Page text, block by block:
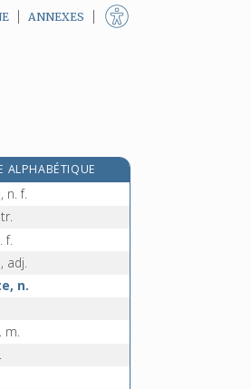
ANNEXES
ALPHABÉTIQUE
-trice, adj.
n. f.
f.
adj.
n.
m.